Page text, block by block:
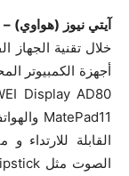
آيتي نيوز (هواوي) –